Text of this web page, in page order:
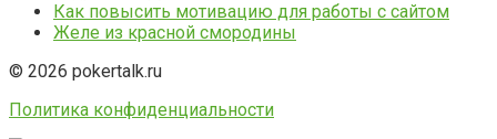
Как повысить мотивацию для работы с сайтом
Желе из красной смородины
© 2026 pokertalk.ru
Политика конфиденциальности